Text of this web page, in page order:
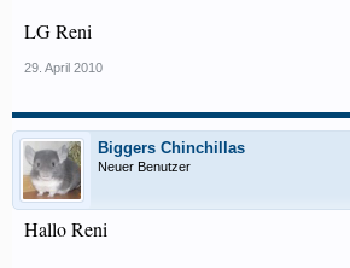
LG Reni
29. April 2010
Biggers Chinchillas
Neuer Benutzer
Hallo Reni